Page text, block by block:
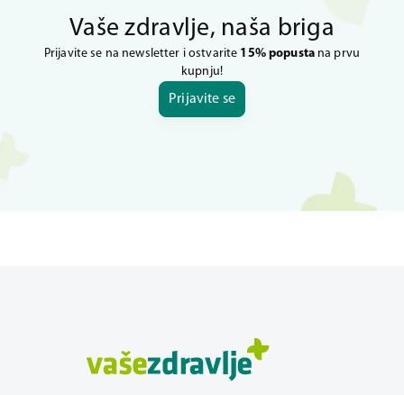
Vaše zdravlje, naša briga
Prijavite se na newsletter i ostvarite 15% popustana prvu
kupnju!
Prijavite se